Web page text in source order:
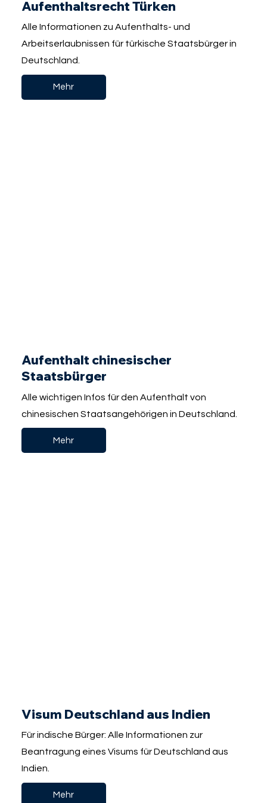
Aufenthaltsrecht Türken
Alle Informationen zu Aufenthalts- und
Arbeitserlaubnissen für türkische Staatsbürger in
Deutschland.
Mehr
Aufenthalt chinesischer
Staatsbürger
Alle wichtigen Infos für den Aufenthalt von
chinesischen Staatsangehörigen in Deutschland.
Mehr
Visum Deutschland aus Indien
Für indische Bürger: Alle Informationen zur
Beantragung eines Visums für Deutschland aus
Indien.
Mehr